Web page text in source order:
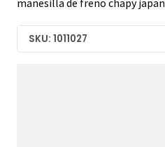
manesilla de freno chapy japan
SKU: 1011027